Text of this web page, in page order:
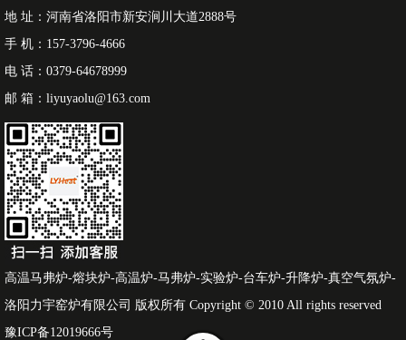
地 址：河南省洛阳市新安涧川大道2888号
手 机：157-3796-4666
电 话：0379-64678999
邮 箱：liyuyaolu@163.com
高温马弗炉-熔块炉-高温炉-马弗炉-实验炉-台车炉-升降炉-真空气氛炉-
洛阳力宇窑炉有限公司 版权所有 Copyright © 2010 All rights reserved
豫ICP备12019666号